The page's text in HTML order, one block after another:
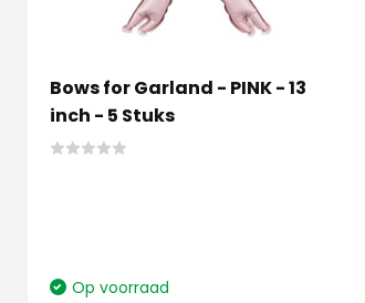
Bows for Garland - PINK - 13
inch - 5 Stuks
Op voorraad